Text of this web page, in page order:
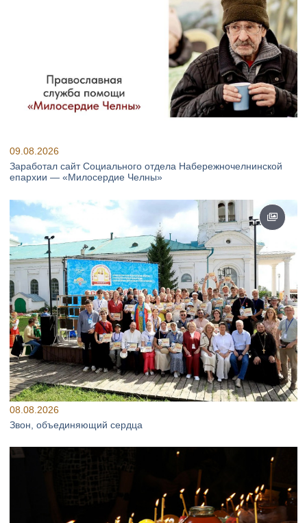
09.08.2026
Заработал сайт Социального отдела Набережночелнинской
епархии — «Милосердие Челны»
08.08.2026
Звон, объединяющий сердца